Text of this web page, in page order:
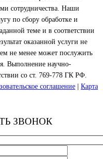
сотрудничества. Наши
по сбору обработке и
теме и в соответствии
оказанной услуги не
не менее может послужить
Выполнение научно-
со ст. 769-778 ГК РФ.
соглашение
Карта
ЗВОНОК